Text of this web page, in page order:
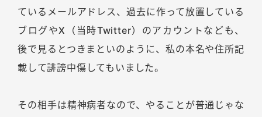
ているメールアドレス、過去に作って放置している
ブログやX（当時Twitter）のアカウントなども、
後で見るとつきまといのように、私の本名や住所記
載して誹謗中傷してもいました。
その相手は精神病者なので、やることが普通じゃな